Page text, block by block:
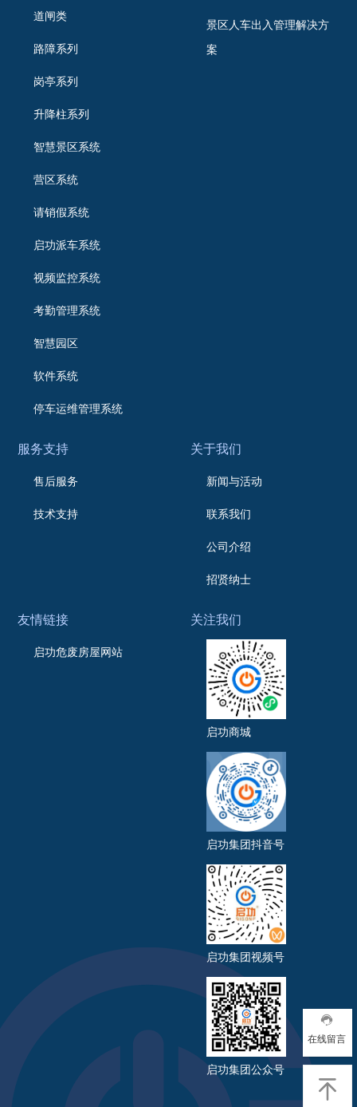
在线留言
道闸类
路障系列
岗亭系列
升降柱系列
智慧景区系统
营区系统
请销假系统
启功派车系统
视频监控系统
考勤管理系统
智慧园区
软件系统
停车运维管理系统
景区人车出入管理解决方
案
服务支持
售后服务
技术支持
关于我们
新闻与活动
联系我们
公司介绍
招贤纳士
友情链接
启功危废房屋网站
关注我们
启功商城
启功集团抖音号
启功集团视频号
启功集团公众号